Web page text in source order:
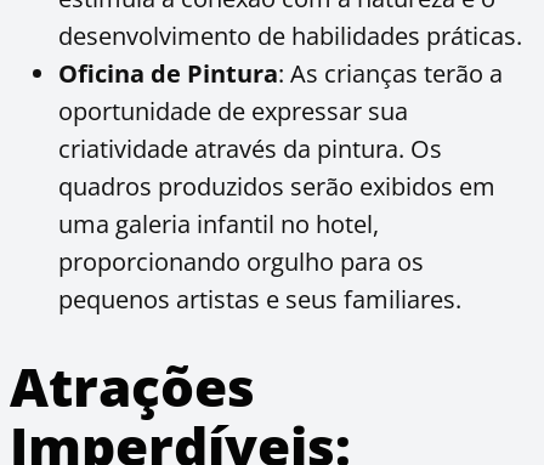
desenvolvimento de habilidades práticas.
Oficina de Pintura: As crianças terão a
oportunidade de expressar sua
criatividade através da pintura. Os
quadros produzidos serão exibidos em
uma galeria infantil no hotel,
proporcionando orgulho para os
pequenos artistas e seus familiares.
Atrações
Imperdíveis: